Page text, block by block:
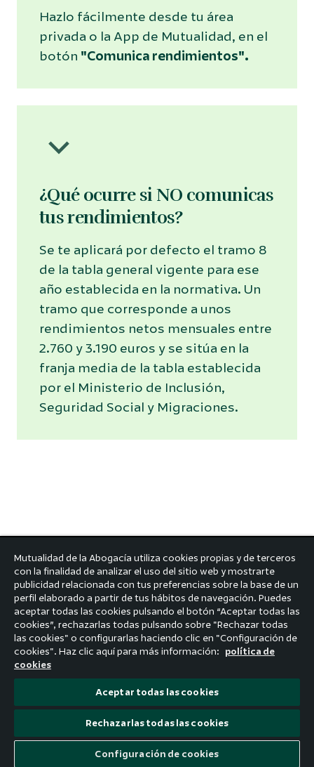
Hazlo fácilmente desde tu área
privada o la App de Mutualidad, en el
botón "Comunica rendimientos".
¿Qué ocurre si NO comunicas
tus rendimientos?
Se te aplicará por defecto el tramo 8
de la tabla general vigente para ese
año establecida en la normativa. Un
tramo que corresponde a unos
rendimientos netos mensuales entre
2.760 y 3.190 euros y se sitúa en la
franja media de la tabla establecida
por el Ministerio de Inclusión,
Seguridad Social y Migraciones.
© 2026 Mutualidad
Mutualidad de la Abogacía utiliza cookies propias y de terceros
con la finalidad de analizar el uso del sitio web y mostrarte
publicidad relacionada con tus preferencias sobre la base de un
perfil elaborado a partir de tus hábitos de navegación. Puedes
aceptar todas las cookies pulsando el botón “Aceptar todas las
cookies”, rechazarlas todas pulsando sobre "Rechazar todas
las cookies" o configurarlas haciendo clic en "Configuración de
cookies". Haz clic aquí para más información: política de
cookies
Aceptar todas las cookies
Rechazarlas todas las cookies
Configuración de cookies